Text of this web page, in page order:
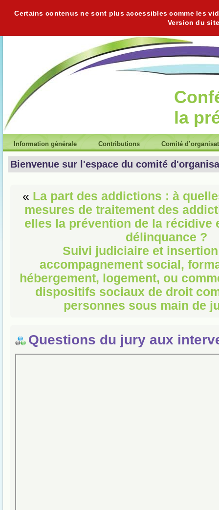
Certains contenus ne sont plus accessibles comme les
Version du
la
Information générale Contributions Comité
Bienvenue sur l'espace du comité
« La part des addictions : à
mesures de traitement des
elles la prévention de la récidive
délinquance ?
Suivi judiciaire et
accompagnement social,
hébergement, logement, ou
dispositifs sociaux de droit
personnes sous main de
Questions du jury aux